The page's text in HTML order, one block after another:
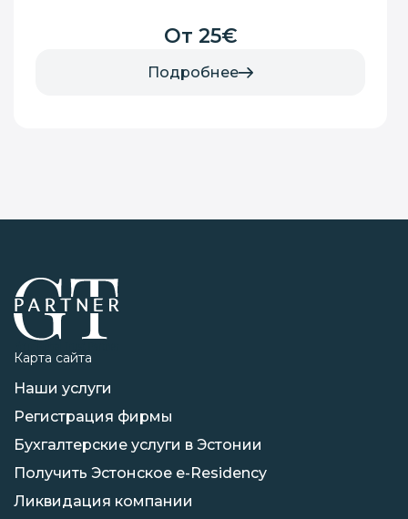
От 25€
Подробнее
Карта сайта
Наши услуги
Регистрация фирмы
Бухгалтерские услуги в Эстонии
Получить Эстонское e-Residency
Ликвидация компании